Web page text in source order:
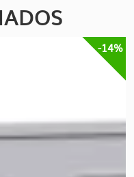
-14%